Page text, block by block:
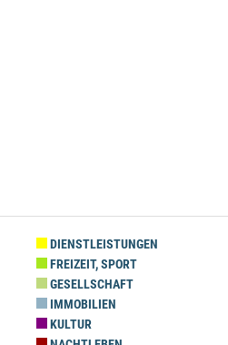
DIENSTLEISTUNGEN
FREIZEIT, SPORT
GESELLSCHAFT
IMMOBILIEN
KULTUR